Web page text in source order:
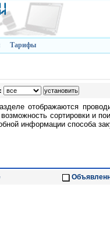
Тарифы
отображаются
сортировки и
информации способа